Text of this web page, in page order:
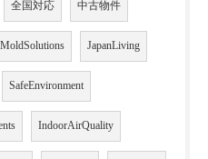
全国対応 中古物件
MoldSolutions JapanLiving
SafeEnvironment
IndoorAirQuality